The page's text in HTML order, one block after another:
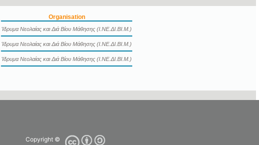
Organisation
Ίδρυμα Νεολαίας και Διά Βίου Μάθησης (Ι.ΝΕ.ΔΙ.ΒΙ.Μ.)
Ίδρυμα Νεολαίας και Διά Βίου Μάθησης (Ι.ΝΕ.ΔΙ.ΒΙ.Μ.)
Ίδρυμα Νεολαίας και Διά Βίου Μάθησης (Ι.ΝΕ.ΔΙ.ΒΙ.Μ.)